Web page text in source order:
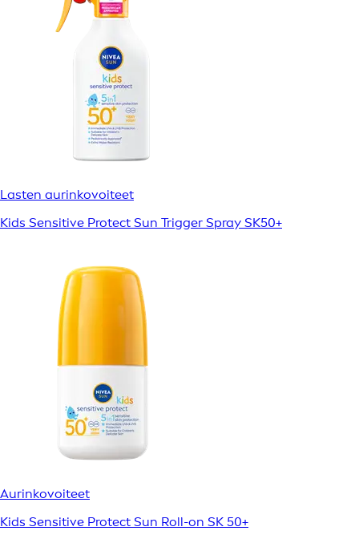
Lasten aurinkovoiteet
Kids Sensitive Protect Sun Trigger Spray SK50+
Aurinkovoiteet
Kids Sensitive Protect Sun Roll-on SK 50+